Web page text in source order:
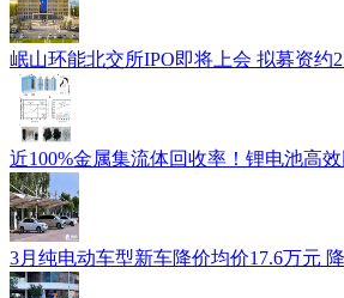
岷山环能北交所IPO即将上会 拟募资约
近100%金属集流体回收率！锂电池高
3月纯电动车型新车降价均价17.6万元